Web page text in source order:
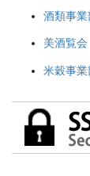
酒類事業
美酒覧会
米穀事業